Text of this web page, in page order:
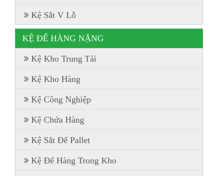
Kệ Sắt V Lỗ
KỆ ĐỂ HÀNG NẶNG
Kệ Kho Trung Tải
Kệ Kho Hàng
Kệ Công Nghiệp
Kệ Chứa Hàng
Kệ Sắt Để Pallet
Kệ Để Hàng Trong Kho